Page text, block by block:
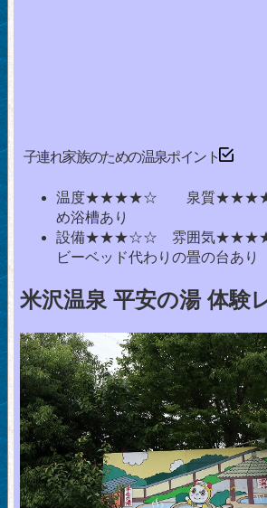
子連れ家族のための温泉ポイント
温度★★★★☆ 泉質
め浴槽あり
設備★★★☆☆ 雰囲気
ビーベッド代わりの畳の台あり
米沢温泉 平安の湯 体験